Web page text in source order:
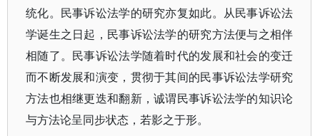
统化。民事诉讼法学的研究亦复如此。从民事诉讼法
学诞生之日起，民事诉讼法学的研究方法便与之相伴
相随了。民事诉讼法学随着时代的发展和社会的变迁
而不断发展和演变，贯彻于其间的民事诉讼法学研究
方法也相继更迭和翻新，诚谓民事诉讼法学的知识论
与方法论呈同步状态，若影之于形。